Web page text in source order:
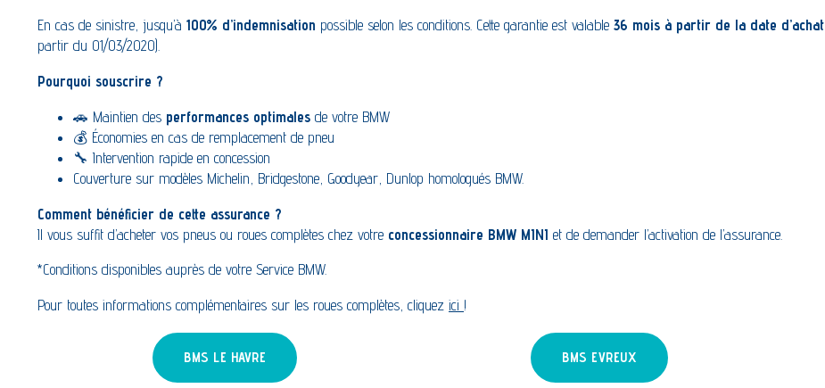
En cas de sinistre, jusqu’à 100% d’indemnisation possible selon les conditions. Cette garantie est valable 36 mois à partir de la date d’achat
partir du 01/03/2020).
Pourquoi souscrire ?
🚗 Maintien des performances optimales de votre BMW
💰 Économies en cas de remplacement de pneu
🔧 Intervention rapide en concession
Couverture sur modèles Michelin, Bridgestone, Goodyear, Dunlop homologués BMW.
Comment bénéficier de cette assurance ?
Il vous suffit d’acheter vos pneus ou roues complètes chez votre concessionnaire BMW MINI et de demander l’activation de l’assurance.
*Conditions disponibles auprès de votre Service BMW.
Pour toutes informations complémentaires sur les roues complètes, cliquez ici !
BMS LE HAVRE BMS EVREUX